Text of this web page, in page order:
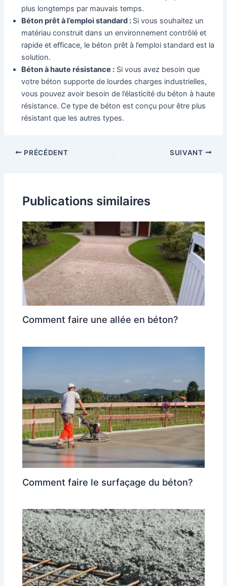
plus longtemps par mauvais temps.
Béton prêt à l’emploi standard : Si vous souhaitez un
matériau construit dans un environnement contrôlé et
rapide et efficace, le béton prêt à l’emploi standard est la
solution.
Béton à haute résistance : Si vous avez besoin que
votre béton supporte de lourdes charges industrielles,
vous pouvez avoir besoin de l’élasticité du béton à haute
résistance. Ce type de béton est conçu pour être plus
résistant que les autres types.
NavigationPRÉCÉDENT SUIVANT
Publications similaires
Comment faire une allée en béton?
Comment faire le surfaçage du béton?